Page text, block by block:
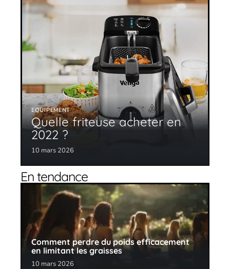
EQUIPEMENT
Quelle friteuse acheter en
2022 ?
10 mars 2026
En tendance
Comment perdre du poids efficacement
en limitant les graisses
10 mars 2026